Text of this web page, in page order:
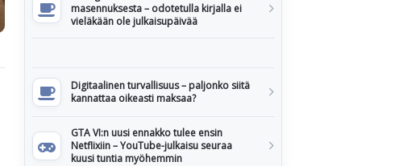
masennuksesta – odotetulla kirjalla ei
vieläkään ole julkaisupäivää
Digitaalinen turvallisuus – paljonko siitä
kannattaa oikeasti maksaa?
GTA VI:n uusi ennakko tulee ensin
Netflixiin – YouTube-julkaisu seuraa
kuusi tuntia myöhemmin